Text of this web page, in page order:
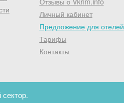
Личный кабинет
Предложение для отелей
Тарифы
Контакты